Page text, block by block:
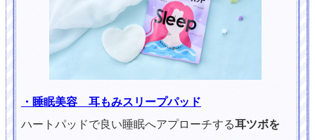
・睡眠美容 耳もみスリープパッド
ハートパッドで良い睡眠へアプローチする耳ツボを